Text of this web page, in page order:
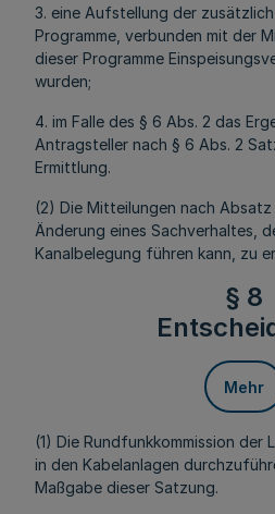
3. eine Aufstellung der
Programme, verbunden mit der
dieser Programme
wurden;
4. im Falle des § 6 Abs. 2 das
Antragsteller nach § 6 Abs. 2
Ermittlung.
(2) Die Mitteilungen nach
Änderung eines Sachverhaltes,
Kanalbelegung führen kann, zu
§ 8
Mehr
(1) Die Rundfunkkommission
in den Kabelanlagen
Maßgabe dieser Satzung.